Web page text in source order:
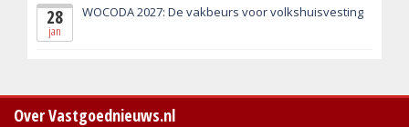
28
jan
WOCODA 2027: De vakbeurs voor volkshuisvesting
Over Vastgoednieuws.nl